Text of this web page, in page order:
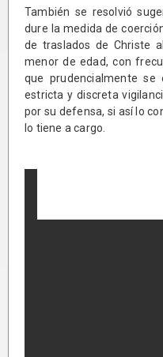
También se resolvió
dure la medida de
de traslados de Christe
menor de edad, con
que prudencialmente se
estricta y discreta
por su defensa, si así lo
lo tiene a cargo.